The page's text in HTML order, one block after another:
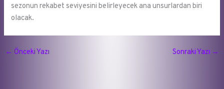
sezonun rekabet seviyesini belirleyecek ana unsurlardan biri
olacak.
← Önceki Yazı Sonraki Yazı →